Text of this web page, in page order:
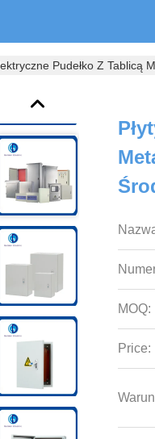
Pudełko Z
MOQ:
Price: